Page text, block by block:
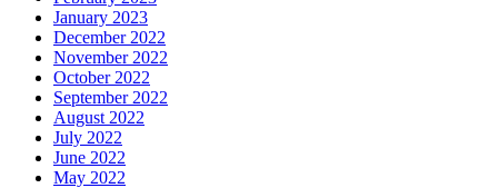
January 2023
December 2022
November 2022
October 2022
September 2022
August 2022
July 2022
June 2022
May 2022